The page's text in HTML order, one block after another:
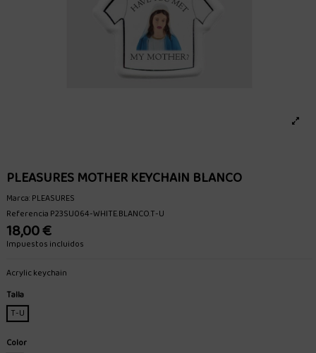
PLEASURES MOTHER KEYCHAIN BLANCO
Marca:PLEASURES
ReferenciaP23SU064-WHITE.BLANCO.T-U
18,00 €
Impuestos incluidos
Acrylic keychain
Talla
T-U
Color